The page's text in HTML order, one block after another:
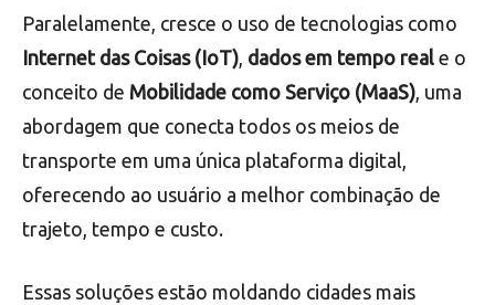
Paralelamente, cresce o uso de tecnologias como
Internet das Coisas (IoT), dados em tempo real e o
conceito de Mobilidade como Serviço (MaaS), uma
abordagem que conecta todos os meios de
transporte em uma única plataforma digital,
oferecendo ao usuário a melhor combinação de
trajeto, tempo e custo.
Essas soluções estão moldando cidades mais